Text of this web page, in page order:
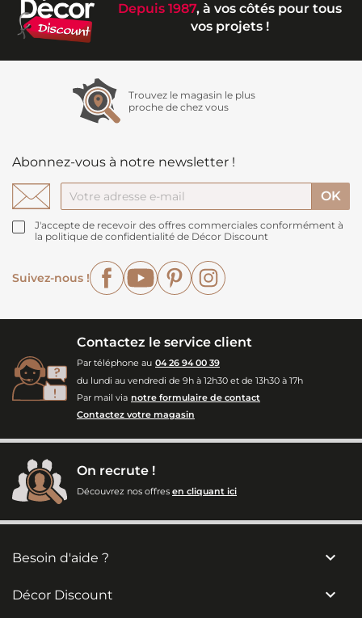
Depuis 1987, à vos côtés pour tous
vos projets !
Trouvez le magasin le plus
proche de chez vous
Abonnez-vous à notre newsletter !
J'accepte de recevoir des offres commerciales conformément à
la politique de confidentialité de Décor Discount
Suivez-nous !
FacebookYouTubePinterest
Contactez le service client
Par téléphone au 04 26 94 00 39
du lundi au vendredi de 9h à 12h30 et de 13h30 à 17h
Par mail via notre formulaire de contact
Contactez votre magasin
On recrute !
Découvrez nos offres en cliquant ici
Besoin d'aide ? 
Décor Discount 